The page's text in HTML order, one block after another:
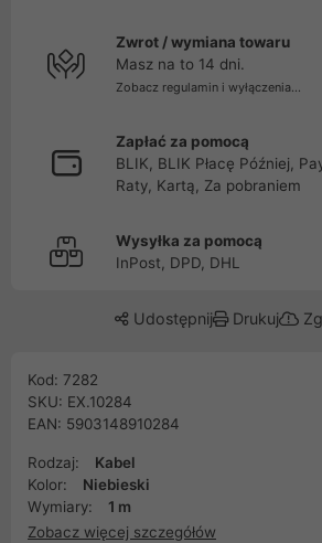
Zwrot / wymiana towaru
Masz na to 14 dni.
Zobacz regulamin i wyłączenia...
Zapłać za pomocą
BLIK, BLIK Płacę Później,
Raty, Kartą, Za pobraniem
Wysyłka za pomocą
InPost, DPD, DHL
Udostępnij Drukuj
Kod: 7282
SKU: EX.10284
EAN: 5903148910284
Rodzaj:
Kabel
Kolor:
Niebieski
Wymiary:
1 m
Zobacz więcej szczegółów